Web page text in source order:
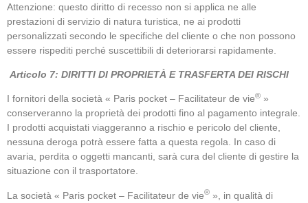
Attenzione: questo diritto di recesso non si applica ne alle
prestazioni di servizio di natura turistica, ne ai prodotti
personalizzati secondo le specifiche del cliente o che non possono
essere rispediti perché suscettibili di deteriorarsi rapidamente.
Articolo 7: DIRITTI DI PROPRIETÀ E TRASFERTA DEI RISCHI
I fornitori della società « Paris pocket – Facilitateur de vie® »
conserveranno la proprietà dei prodotti fino al pagamento integrale.
I prodotti acquistati viaggeranno a rischio e pericolo del cliente,
nessuna deroga potrà essere fatta a questa regola. In caso di
avaria, perdita o oggetti mancanti, sarà cura del cliente di gestire la
situazione con il trasportatore.
La società « Paris pocket – Facilitateur de vie® », in qualità di